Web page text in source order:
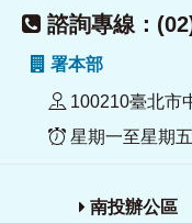
諮詢專線：
署本部
100210臺北市
星期一至星期
南投辦公區